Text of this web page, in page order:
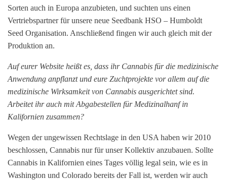
Sorten auch in Europa anzubieten, und suchten uns einen
Vertriebspartner für unsere neue Seedbank HSO – Humboldt
Seed Organisation. Anschließend fingen wir auch gleich mit der
Produktion an.
Auf eurer Website heißt es, dass ihr Cannabis für die medizinische
Anwendung anpflanzt und eure Zuchtprojekte vor allem auf die
medizinische Wirksamkeit von Cannabis ausgerichtet sind.
Arbeitet ihr auch mit Abgabestellen für Medizinalhanf in
Kalifornien zusammen?
Wegen der ungewissen Rechtslage in den USA haben wir 2010
beschlossen, Cannabis nur für unser Kollektiv anzubauen. Sollte
Cannabis in Kalifornien eines Tages völlig legal sein, wie es in
Washington und Colorado bereits der Fall ist, werden wir auch